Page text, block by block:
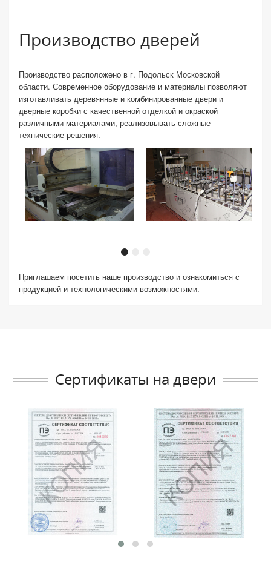
Производство дверей
Производство расположено в г. Подольск Московской
области. Современное оборудование и материалы позволяют
изготавливать деревянные и комбинированные двери и
дверные коробки с качественной отделкой и окраской
различными материалами, реализовывать сложные
технические решения.
Приглашаем посетить наше производство и ознакомиться с
продукцией и технологическими возможностями.
Сертификаты на двери